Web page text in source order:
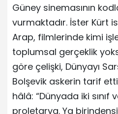
Güney sinemasının
vurmaktadır. İster Kürt
Arap, filmlerinde kimi
toplumsal gerçeklik
göre çelişki, Dünyayı
Bolşevik askerin tarif
hâlâ: “Dünyada iki sınıf
proletarya. Ya